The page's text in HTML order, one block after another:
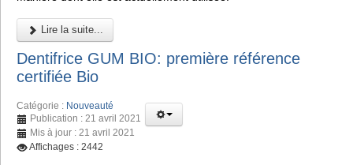
Lire la suite...
Dentifrice GUM BIO: première référence
certifiée Bio
Catégorie : Nouveauté
Publication : 21 avril 2021
Mis à jour : 21 avril 2021
Affichages : 2442